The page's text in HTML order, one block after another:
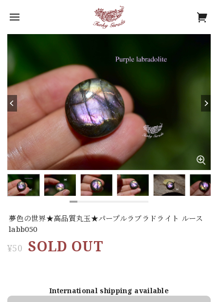
夢色の世界★高品質丸玉★パープルラブラドライト ルース
labb050
¥50 SOLD OUT
International shipping available